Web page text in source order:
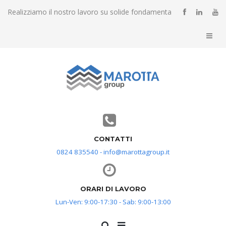
Realizziamo il nostro lavoro su solide fondamenta
CONTATTI
0824 835540 - info@marottagroup.it
ORARI DI LAVORO
Lun-Ven: 9:00-17:30 - Sab: 9:00-13:00